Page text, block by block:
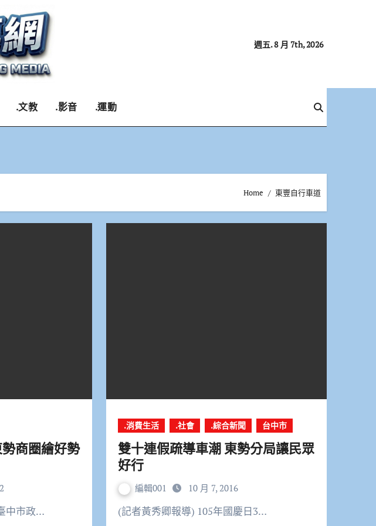
週五. 8 月 7th, 2026
.文教 .影音 .運動
Home 東豐自行車道
中市政…
.消費生活 .社會 .綜合新聞 台中市
雙十連假疏導車潮 東勢分局讓民眾
好行
編輯001 10 月 7, 2016
(記者黃秀卿報導) 105年國慶日3…